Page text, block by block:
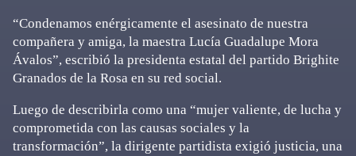
“Condenamos enérgicamente el asesinato de nuestra
compañera y amiga, la maestra Lucía Guadalupe Mora
Ávalos”, escribió la presidenta estatal del partido Brighite
Granados de la Rosa en su red social.
Luego de describirla como una “mujer valiente, de lucha y
comprometida con las causas sociales y la
transformación”, la dirigente partidista exigió justicia, una